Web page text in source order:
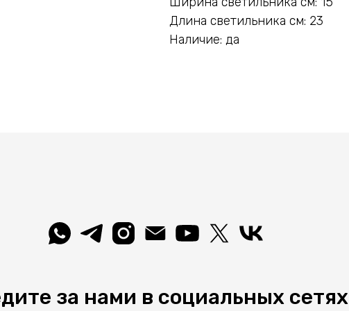
Длина светильника см: 23
Наличие: да
за нами в социальных сетях